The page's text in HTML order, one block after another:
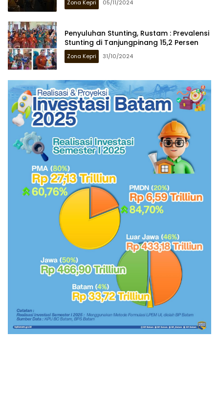
Zona Kepri 05/11/2024
Penyuluhan Stunting, Rustam : Prevalensi
Stunting di Tanjungpinang 15,2 Persen
Zona Kepri 31/10/2024